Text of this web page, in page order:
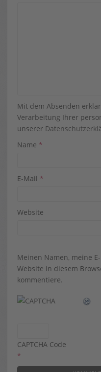
Mit dem Absenden
Verarbeitung Ihrer
unserer
Name *
E-Mail *
Website
Meinen Namen, meine
Website in diesem
kommentiere.
CAPTCHA Code
*